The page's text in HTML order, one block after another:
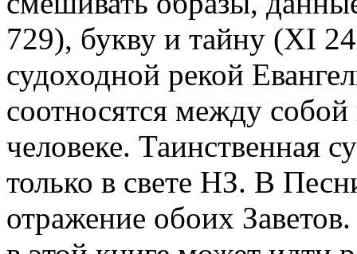
729), букву и тайну (XI
судоходной рекой
соотносятся между
человеке. Таинственная
только в свете НЗ. В
отражение обоих